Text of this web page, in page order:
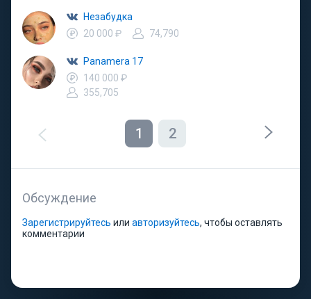
Незабудка
20 000 ₽
74,790
Panamera 17
140 000 ₽
355,705
1 2
Обсуждение
Зарегистрируйтесь или авторизуйтесь, чтобы оставлять
комментарии